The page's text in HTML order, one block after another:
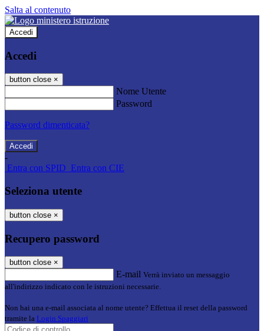
Salta al contenuto
Accedi
Accedi
button close ×
Nome Utente
Password
Password dimenticata?
-
Entra con SPID Entra con CIE
Seleziona utente
button close ×
Recupero password
button close ×
E-mail Verrà inviato un messaggio
all'indirizzo indicato con le istruzioni necessarie.
Non hai una e-mail associata al nome utente? Effettua il reset della password
tramite la Login Spaggiari